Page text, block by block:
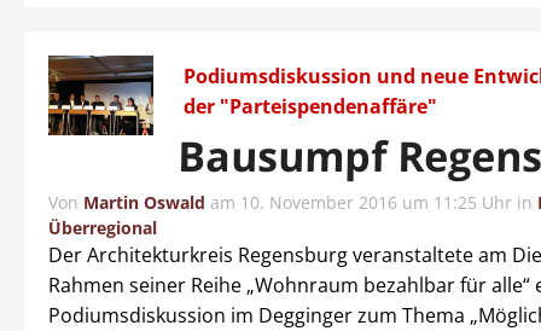
Podiumsdiskussion und neue
der "Parteispendenaffäre"
Bausumpf
Von Martin Oswald am 10. November 2016 um 11:25 Uhr in
Überregional
Der Architekturkreis Regensburg veranstaltete am
Rahmen seiner Reihe „Wohnraum bezahlbar für alle“
Podiumsdiskussion im Degginger zum Thema